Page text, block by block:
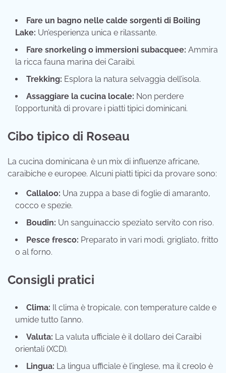
Fare un bagno nelle calde sorgenti di Boiling
Lake: Un’esperienza unica e rilassante.
Fare snorkeling o immersioni subacquee: Ammira
la ricca fauna marina dei Caraibi.
Trekking: Esplora la natura selvaggia dell’isola.
Assaggiare la cucina locale: Non perdere
l’opportunità di provare i piatti tipici dominicani.
Cibo tipico di Roseau
La cucina dominicana è un mix di influenze africane,
caraibiche e europee. Alcuni piatti tipici da provare sono:
Callaloo: Una zuppa a base di foglie di amaranto,
cocco e spezie.
Boudin: Un sanguinaccio speziato servito con riso.
Pesce fresco: Preparato in vari modi, grigliato, fritto
o al forno.
Consigli pratici
Clima: Il clima è tropicale, con temperature calde e
umide tutto l’anno.
Valuta: La valuta ufficiale è il dollaro dei Caraibi
orientali (XCD).
Lingua: La lingua ufficiale è l’inglese, ma il creolo è